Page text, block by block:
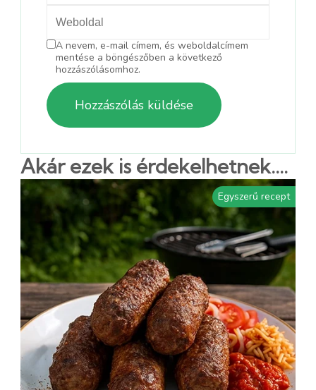
A nevem, e-mail címem, és weboldalcímem
mentése a böngészőben a következő
hozzászólásomhoz.
Akár ezek is érdekelhetnek....
Egyszerű recept